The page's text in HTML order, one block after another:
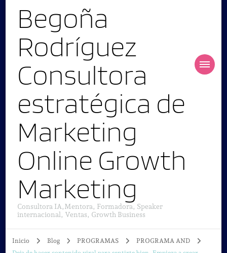
Begoña
Rodríguez
Consultora
estratégica de
Marketing
Online Growth
Marketing
Consultora IA,Mentora, Formadora, Speaker
internacional, Ventas, Growth Business
Inicio Blog PROGRAMAS
PROGRAMA AND